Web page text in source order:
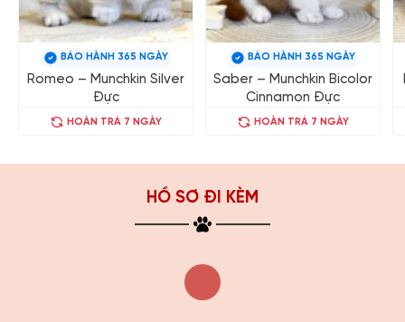
BẢO HÀNH 365 NGÀY
Romeo – Munchkin Silver
Đực
HOÀN TRẢ 7 NGÀY
BẢO HÀNH 365 NGÀY
Saber – Munchkin Bicolor
Cinnamon Đực
HOÀN TRẢ 7 NGÀY
HỒ SƠ ĐI KÈM